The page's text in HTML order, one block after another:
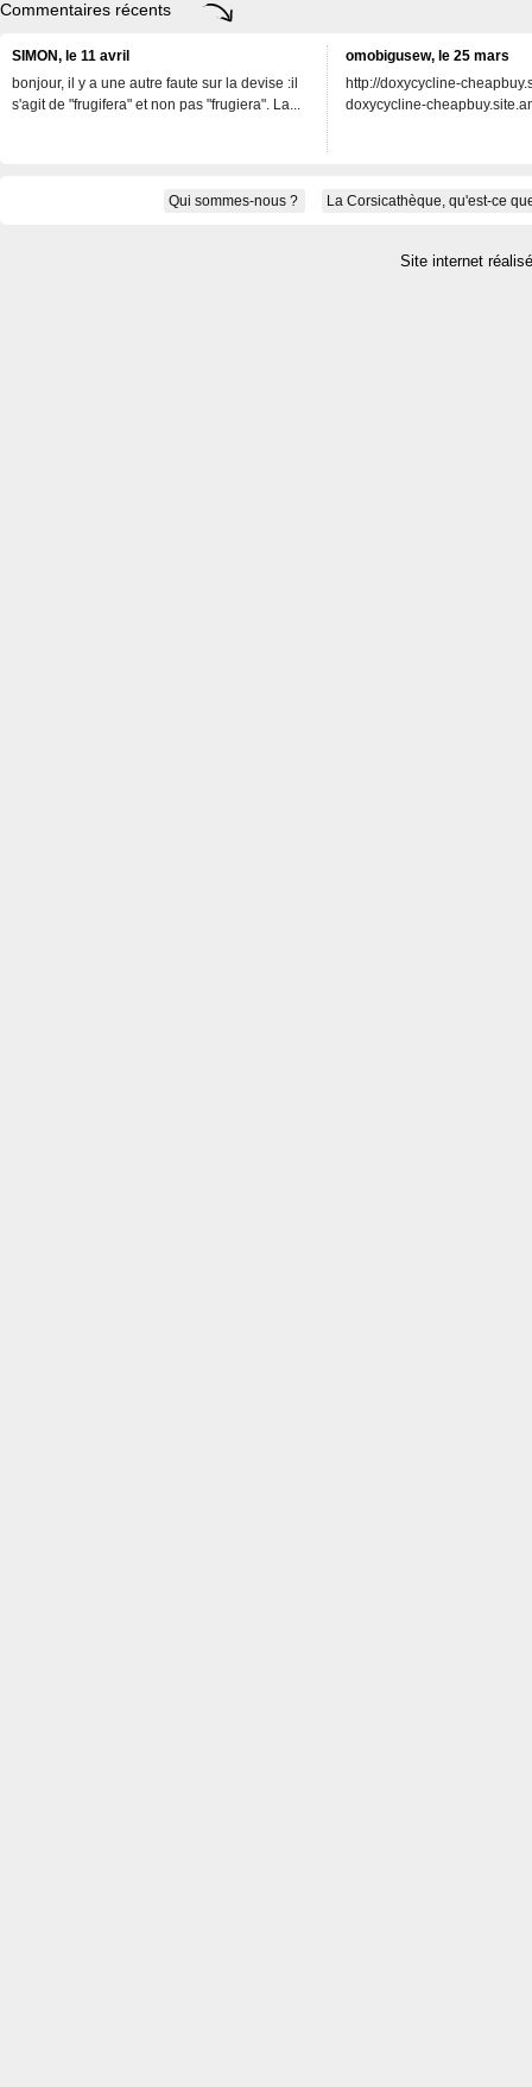
Commentaires récents
SIMON, le 11 avril
bonjour, il y a une autre faute sur la devise :il
s'agit de "frugifera" et non pas "frugiera". La...
omobigusew, le 25 mars
http://doxycycline-
doxycycline-
Qui sommes-nous ? La Corsicathèque, qu'est-ce
Site internet